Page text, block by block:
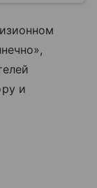
и